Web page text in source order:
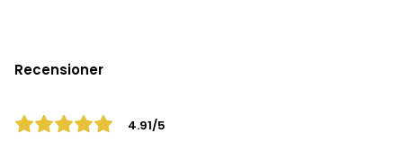
Recensioner
4.91/5